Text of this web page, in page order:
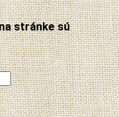
stránke sú